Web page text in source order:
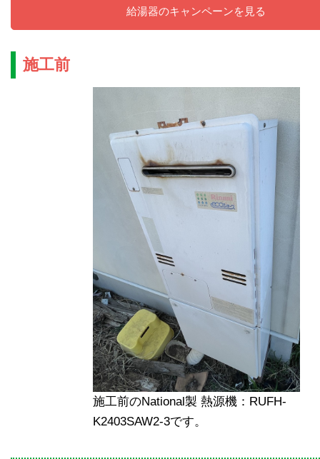
給湯器のキャンペーンを見る
施工前
施工前のNational製 熱源機：RUFH-
K2403SAW2-3です。